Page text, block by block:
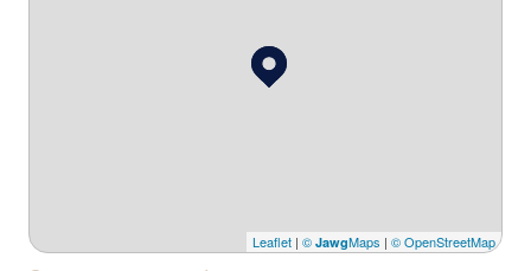
Leaflet | © JawgMaps | © OpenStreetMap